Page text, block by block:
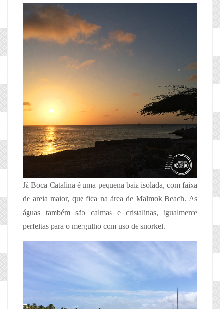
Já Boca Catalina é uma pequena baia isolada, com faixa
de areia maior, que fica na área de Malmok Beach. As
águas também são calmas e cristalinas, igualmente
perfeitas para o mergulho com uso de snorkel.